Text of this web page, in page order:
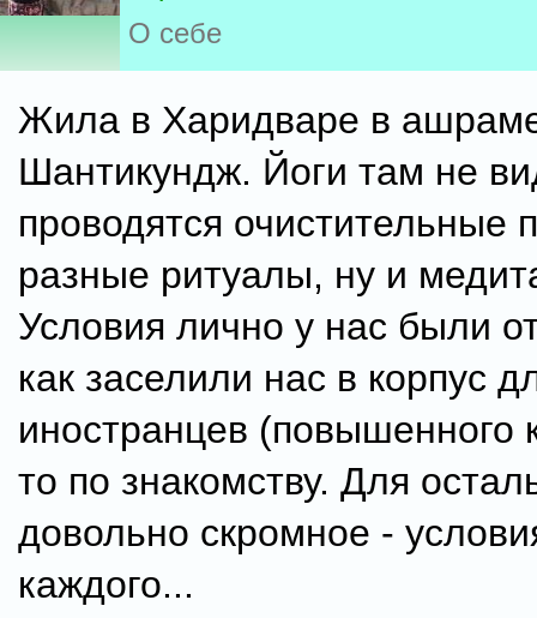
О себе
Жила в Харидваре в
Шантикундж. Йоги там не
проводятся очистительные
разные ритуалы, ну и
Условия лично у нас были
как заселили нас в корпус
иностранцев (повышенного
то по знакомству. Для
довольно скромное -
каждого...